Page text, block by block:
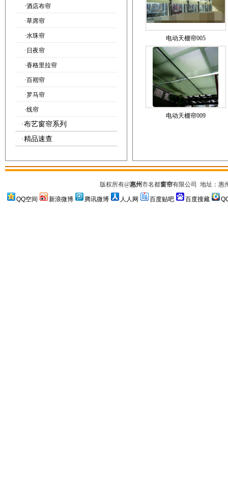
·酒店布帘
·草席帘
·水珠帘
· 日夜帘
·香格里拉帘
·百褶帘
·罗马帘
·线帘
·布艺窗帘系列
·精品速查
电动天棚帘005
电动天棚帘009
版权所有@惠州市名都窗帘有限公司 地址：惠
QQ空间 新浪微博 腾讯微博 人人网 百度贴吧 百度搜藏